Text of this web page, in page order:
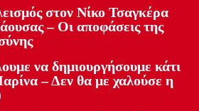
στον Νίκο Τσαγκέρα
– Οι αποφάσεις της
να δημιουργήσουμε κάτι
– Δεν θα με χαλούσε η